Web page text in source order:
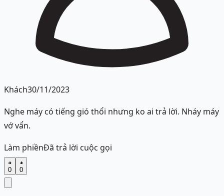
Khách30/11/2023
Nghe máy có tiếng gió thổi nhưng ko ai trả lời. Nháy máy
vớ vẩn.
Làm phiềnĐã trả lời cuộc gọi
0 0